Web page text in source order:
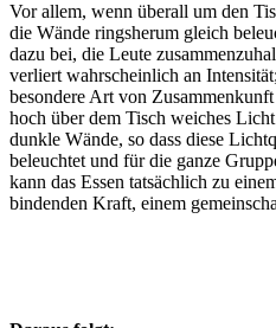
Vor allem, wenn überall um den
die Wände ringsherum gleich
dazu bei, die Leute
verliert wahrscheinlich an
besondere Art von
hoch über dem Tisch weiches
dunkle Wände, so dass diese
beleuchtet und für die ganze
kann das Essen tatsächlich zu
bindenden Kraft, einem